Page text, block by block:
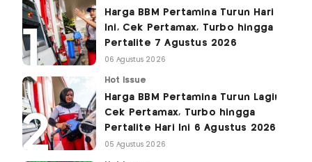
Harga BBM Pertamina Turun Hari
Ini, Cek Pertamax, Turbo hingga
Pertalite 7 Agustus 2026
06 Agustus 2026
Hot Issue
Harga BBM Pertamina Turun Lagi!
Cek Pertamax, Turbo hingga
Pertalite Hari Ini 6 Agustus 2026
05 Agustus 2026